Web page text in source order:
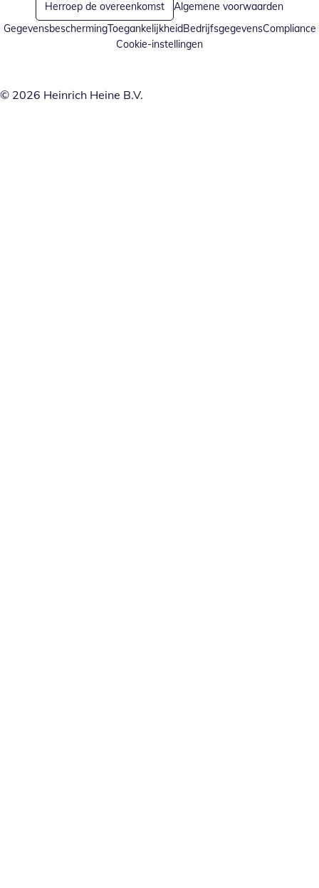
Herroep de overeenkomst
Algemene voorwaarden
GegevensbeschermingToegankelijkheidBedrijfsgegevensCompliance
Cookie-instellingen
© 2026 Heinrich Heine B.V.